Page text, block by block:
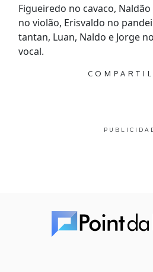
Figueiredo no cavaco,
no violão, Erisvaldo no
tantan, Luan, Naldo e Jorge
vocal.